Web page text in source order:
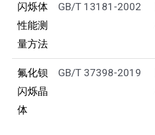
闪烁体
性能测
量方法
GB/T 13181-2002
氟化钡
闪烁晶
体
GB/T 37398-2019